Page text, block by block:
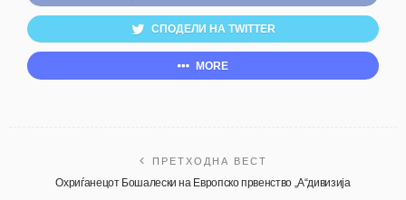
СПОДЕЛИ НА TWITTER
MORE
ПРЕТХОДНА ВЕСТ
Охриѓанецот Бошалески на Европско првенство „А“дивизија